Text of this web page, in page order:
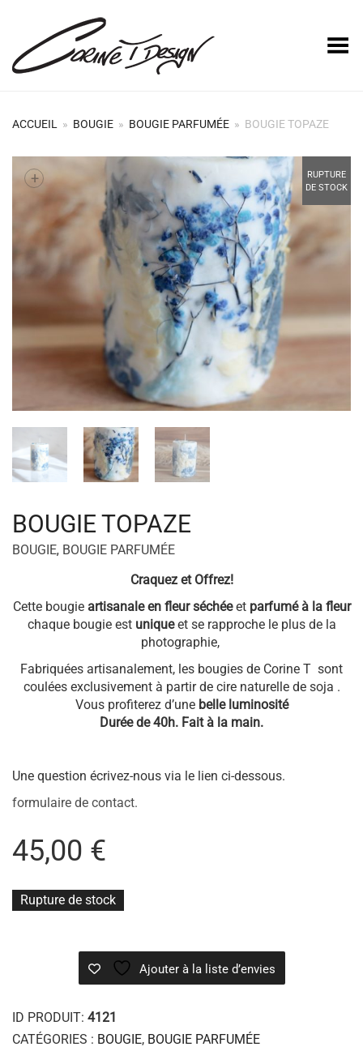
Basculer le menu
ACCUEIL » BOUGIE » BOUGIE PARFUMÉE » BOUGIE TOPAZE
RUPTURE
DE STOCK
+
BOUGIE TOPAZE
BOUGIE, BOUGIE PARFUMÉE
Craquez et Offrez!
Cette bougie artisanale en fleurséchéeetparfumé à la fleur
chaque bougie est uniqueet se rapproche le plus de la
photographie,
Fabriquées artisanalement, les bougies de Corine T sont
coulées exclusivement à partir de cire naturelle de soja .
Vous profiterez d’une belle luminosité
Durée de 40h. Fait à la main.
Une question écrivez-nous via le lien ci-dessous.
formulaire de contact.
45,00 €
Rupture de stock
Ajouter à la liste d’envies
ID PRODUIT: 4121
CATÉGORIES : BOUGIE, BOUGIE PARFUMÉE